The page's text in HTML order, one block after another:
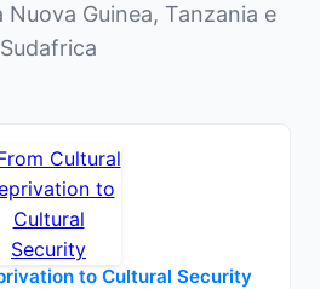
Guinea, Tanzania e
Sudafrica
to Cultural Security